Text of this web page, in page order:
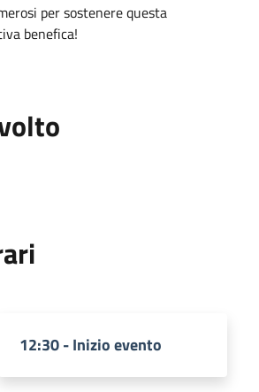
per sostenere questa
benefica!
12:30 - Inizio evento